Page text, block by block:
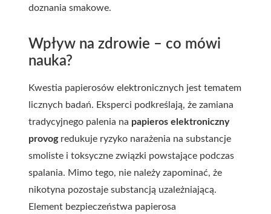
doznania smakowe.
Wpływ na zdrowie – co mówi
nauka?
Kwestia papierosów elektronicznych jest tematem
licznych badań. Eksperci podkreślają, że zamiana
tradycyjnego palenia na papieros elektroniczny
provogredukuje ryzyko narażenia na substancje
smoliste i toksyczne związki powstające podczas
spalania. Mimo tego, nie należy zapominać, że
nikotyna pozostaje substancją uzależniającą.
Element bezpieczeństwa papierosa